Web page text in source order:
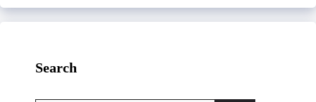
Search